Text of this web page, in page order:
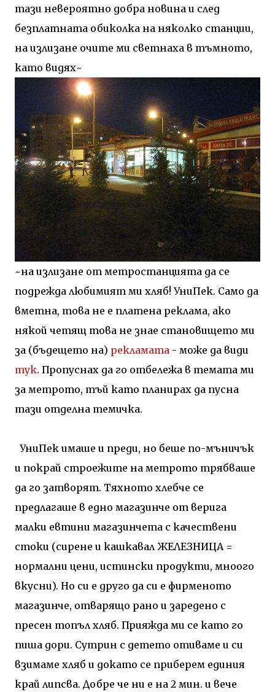
тази невероятно добра новина и след
безплатната обиколка на няколко станции,
на излизане очите ми светнаха в тъмното,
като видях~
~на излизане от метростанцията да се
подрежда любимият ми хляб! УниПек. Само да
вметна, това не е платена реклама, ако
някой четящ това не знае становището ми
за (бъдещето на) рекламата - може да види
тук. Пропуснах да го отбележа в темата ми
за метрото, тъй като планирах да пусна
тази отделна темичка.
УниПек имаше и преди, но беше по-мъничък
и покрай строежите на метрото трябваше
да го затворят. Тяхното хлебче се
предлагаше в едно магазинче от верига
малки евтини магазинчета с качествени
стоки (сирене и кашкавал ЖЕЛЕЗНИЦА =
нормални цени, истински продукти, мноого
вкусни). Но си е друго да си е фирменото
магазинче, отварящо рано и заредено с
пресен топъл хляб. Прияжда ми се като го
пиша дори. Сутрин с детето отиваме и си
взимаме хляб и докато се приберем единия
край липсва. Добре че ни е на 2 мин. и вече